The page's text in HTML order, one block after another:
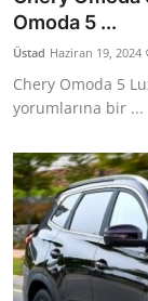
Omoda 5 ...
Üstad Haziran 19, 2024
Chery Omoda 5
yorumlarına bir ...